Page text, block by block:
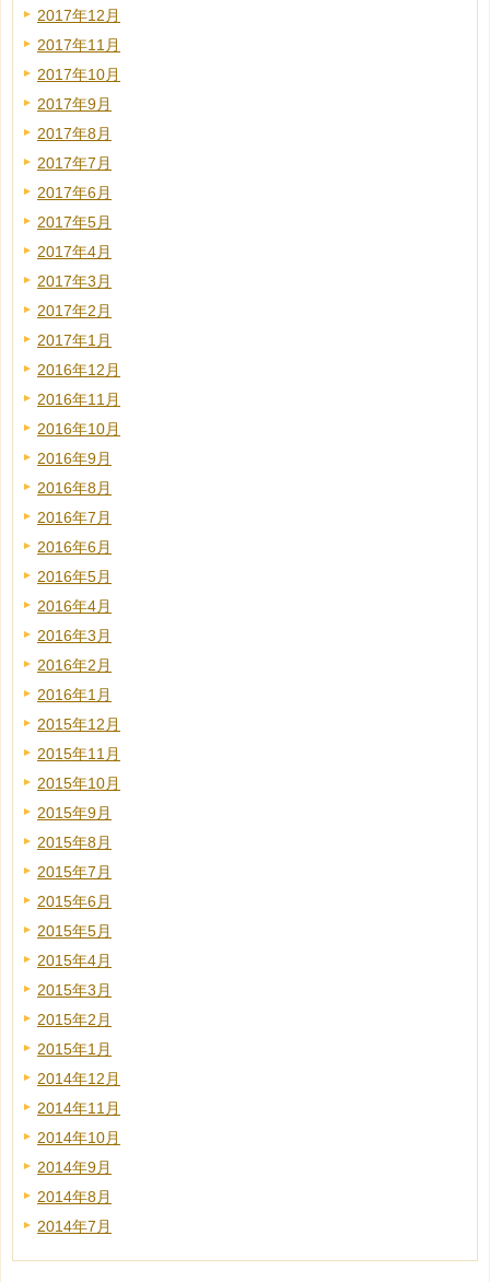
2017年12月
2017年11月
2017年10月
2017年9月
2017年8月
2017年7月
2017年6月
2017年5月
2017年4月
2017年3月
2017年2月
2017年1月
2016年12月
2016年11月
2016年10月
2016年9月
2016年8月
2016年7月
2016年6月
2016年5月
2016年4月
2016年3月
2016年2月
2016年1月
2015年12月
2015年11月
2015年10月
2015年9月
2015年8月
2015年7月
2015年6月
2015年5月
2015年4月
2015年3月
2015年2月
2015年1月
2014年12月
2014年11月
2014年10月
2014年9月
2014年8月
2014年7月